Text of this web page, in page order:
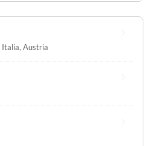
Italia, Austria